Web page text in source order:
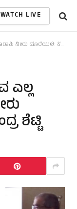
WATCH LIVE
ಕೆ. ಪ್ರತಾಪಚಂದ್ರ ಶೆಟ್ಟಿ
ಶೆಟ್ಟಿ